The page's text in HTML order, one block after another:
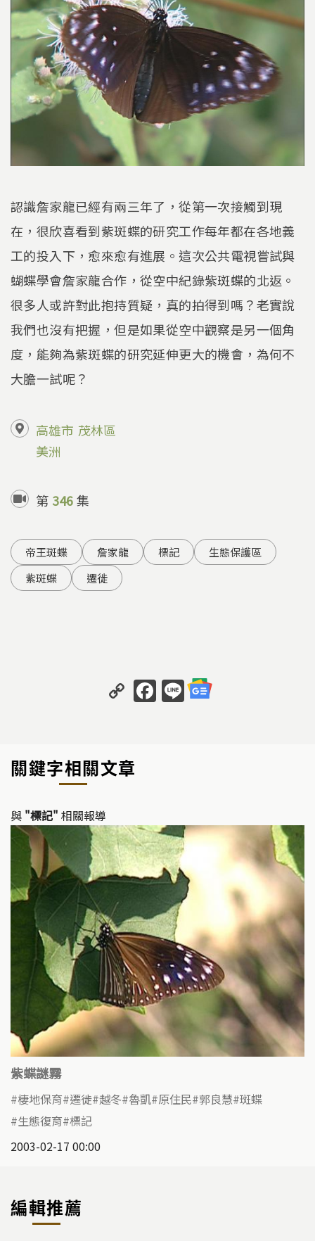
認識詹家龍已經有兩三年了，從第一次接觸到現
在，很欣喜看到紫斑蝶的研究工作每年都在各地義
工的投入下，愈來愈有進展。這次公共電視嘗試與
蝴蝶學會詹家龍合作，從空中紀錄紫斑蝶的北返。
很多人或許對此抱持質疑，真的拍得到嗎？老實說
我們也沒有把握，但是如果從空中觀察是另一個角
度，能夠為紫斑蝶的研究延伸更大的機會，為何不
大膽一試呢？
高雄市 茂林區
美洲
第 346集
帝王斑蝶 詹家龍 標記
生態保護區
紫斑蝶
遷徙
C
o
y
Li
k
F
a
o
k
Li
n
關鍵字相關文章
與 "標記" 相關報導
紫蝶謎霧
棲地保育 遷徙 越冬 魯凱 原住民 郭良慧 斑蝶
生態復育 標記
2003-02-17 00:00
編輯推薦